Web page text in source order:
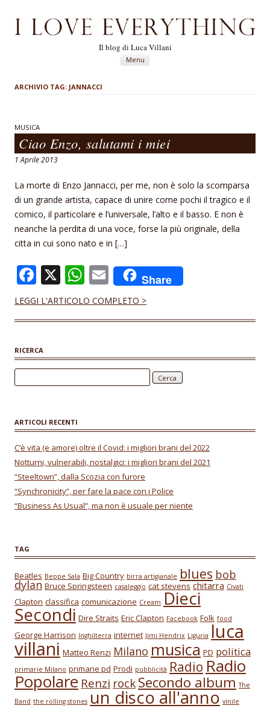
Il blog di Luca Villani
Menu
ARCHIVIO TAG: JANNACCI
MUSICA
Ciao Enzo, salutami i miei
1 Aprile 2013
La morte di Enzo Jannacci, per me, non è solo la scomparsa
di un grande artista, capace di unire come pochi il tragico e il
comico, il particolare e l’universale, l’alto e il basso. E non è
neanche la perdita di una voce, forse la più originale, della
citta in cui sono nato e in […]
F
ac
e
o
o
k
X W
h
at
A
p
p
E
m
ai
Share
LEGGI L'ARTICOLO COMPLETO >
RICERCA
ARTICOLI RECENTI
C’è vita (e amore) oltre il Covid: i migliori brani del 2022
Notturni, vulnerabili, nostalgici: i migliori brani del 2021
“Steeltown”, dalla Scozia con furore
“Synchronicity”, per fare la pace con i Police
“Business As Usual”, ma non è usuale per niente
TAG
Beatles Beppe Sala Big Country birra artigianale blues bob
dylan Bruce Springsteen casaleggio cat stevens chitarra Civati
Clapton classifica comunicazione Cream Dieci
Secondi Dire Straits Eric Clapton Facebook Folk food
George Harrison Inghilterra internet Jimi Hendrix Liguria luca
villani Matteo Renzi Milano musica PD politica
primarie Milano primarie pd Prodi pubblicità Radio Radio
Popolare Renzi rockSecondo album The
Band the rolling stones un disco all'anno vinile